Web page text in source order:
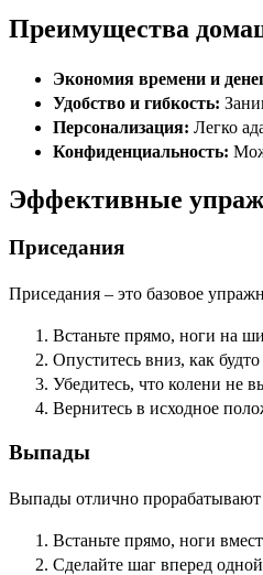
Преимущества
Экономия времени и
Удобство и гибкость:
Персонализация: Легко
Конфиденциальность:
Эффективные
Приседания
Приседания – это базовое
Встаньте прямо, ноги на
Опуститесь вниз, как
Убедитесь, что колени не
Вернитесь в исходное
Выпады
Выпады отлично
Встаньте прямо, ноги
Сделайте шаг вперед